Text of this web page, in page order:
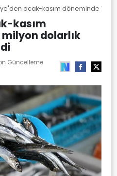
ocak-kasım döneminde 14,4
kasım
dolarlık
Güncelleme